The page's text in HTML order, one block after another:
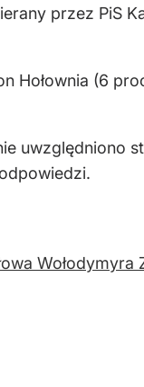
przez PiS
Hołownia (6
uwzględniono